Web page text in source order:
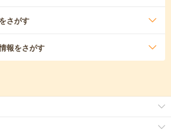
さがす
報をさがす